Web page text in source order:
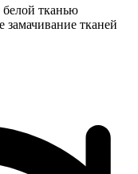
тканью
замачивание тканей